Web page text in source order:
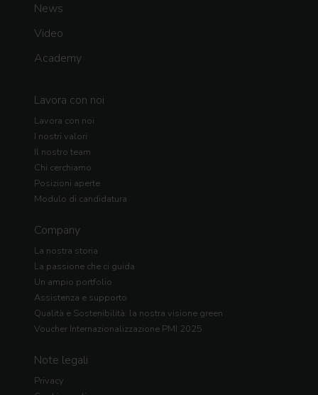
News
Video
Academy
Lavora con noi
Lavora con noi
I nostri valori
Il nostro team
Chi cerchiamo
Posizioni aperte
Modulo di candidatura
Company
La nostra storia
La passione che ci guida
Un ampio portfolio
Assistenza e supporto
Qualità e Sostenibilità: la nostra visione green
Voucher Internazionalizzazione PMI 2025
Note legali
Privacy